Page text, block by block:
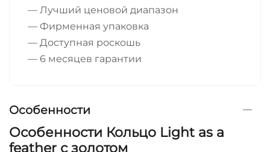
— Лучший ценовой диапазон
— Фирменная упаковка
— Доступная роскошь
— 6 месяцев гарантии
Особенности
Особенности Кольцо Light as a
feather с золотом